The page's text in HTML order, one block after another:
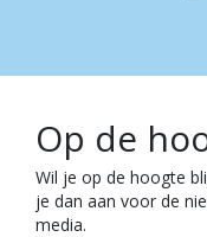
Op de
Wil je op de hoogte
je dan aan voor de
media.